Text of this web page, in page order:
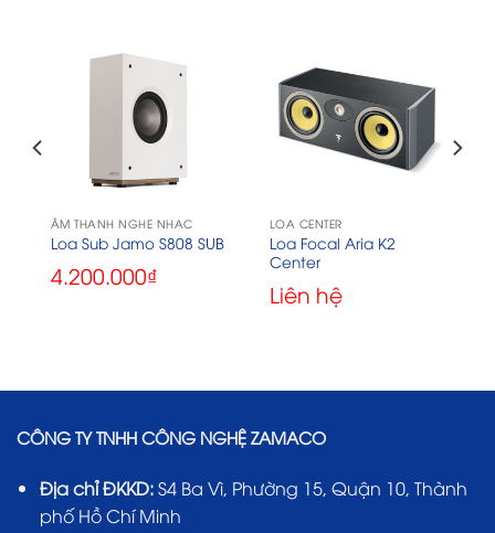
ÂM THANH NGHE NHẠC
Loa Sub Jamo S808 SUB
4.200.000₫
LOA CENTER
Loa Focal Aria K2
Center
Liên hệ
CÔNG TY TNHH CÔNG NGHỆ ZAMACO
Địa chỉ ĐKKD:S4 Ba Vì, Phường 15, Quận 10, Thành
phố Hồ Chí Minh